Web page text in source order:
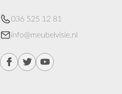
036 525 12 81
info@meubelvisie.nl